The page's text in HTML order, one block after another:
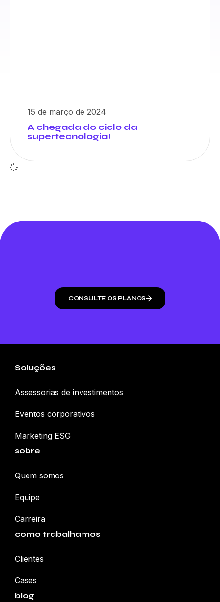
15 de março de 2024
A chegada do ciclo da
supertecnologia!
CONSULTE OS PLANOS
Soluções
Assessorias de investimentos
Eventos corporativos
Marketing ESG
sobre
Quem somos
Equipe
Carreira
como trabalhamos
Clientes
Cases
blog